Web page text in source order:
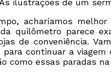
ilustrações de um
acharíamos
quilômetro parece
de conveniência.
continuar a
como essas paradas